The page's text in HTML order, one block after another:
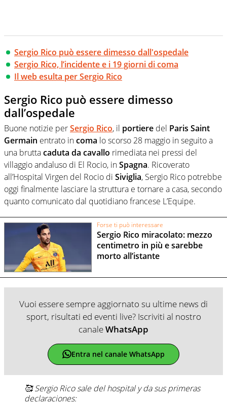
Sergio Rico può essere dimesso dall'ospedale
Sergio Rico, l’incidente e i 19 giorni di coma
Il web esulta per Sergio Rico
Sergio Rico può essere dimesso
dall’ospedale
Buone notizie perSergio Rico, il portiere del Paris Saint
Germain entrato incoma lo scorso 28 maggio in seguito a
una bruttacaduta da cavallo rimediata nei pressi del
villaggio andaluso di El Rocio, inSpagna. Ricoverato
all’Hospital Virgen del Rocio di Siviglia, Sergio Rico potrebbe
oggi finalmente lasciare la struttura e tornare a casa, secondo
quanto comunicato dal quotidiano francese L’Equipe.
Forse ti può interessare
Sergio Rico miracolato: mezzo
centimetro in più e sarebbe
morto all’istante
Vuoi essere sempre aggiornato su ultime news di
sport, risultati ed eventi live? Iscriviti al nostro
canaleWhatsApp
Entra nel canale WhatsApp
🥰 Sergio Rico sale del hospital y da sus primeras
declaraciones: